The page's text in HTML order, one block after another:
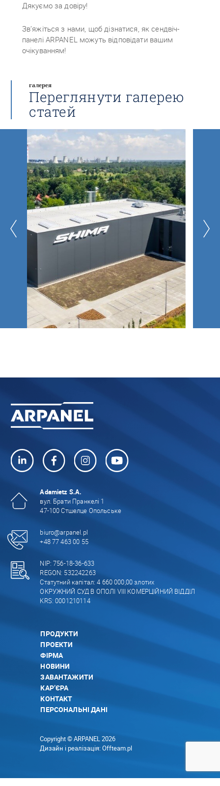
Дякуємо за довіру!
Зв’яжіться з нами, щоб дізнатися, як сендвіч-
панелі ARPANEL можуть відповідати вашим
очікуванням!
галерея
Переглянути галерею
статей
Adamietz S.A.
вул. Брати Пранкелі 1
47-100 Стшелце Опольське
biuro@arpanel.pl
+48 77 463 00 55
NIP: 756-18-36-633
REGON: 532242263
Статутний капітал: 4 660 000,00 злотих
ОКРУЖНИЙ СУД В ОПОЛІ VIII КОМЕРЦІЙНИЙ ВІДДІЛ
KRS: 0001210114
ПРОДУКТИ
ПРОЕКТИ
ФІРМА
НОВИНИ
ЗАВАНТАЖИТИ
КАР’ЄРА
КОНТАКТ
ПЕРСОНАЛЬНІ ДАНІ
Copyright © ARPANEL 2026
Дизайн і реалізація:Offteam.pl